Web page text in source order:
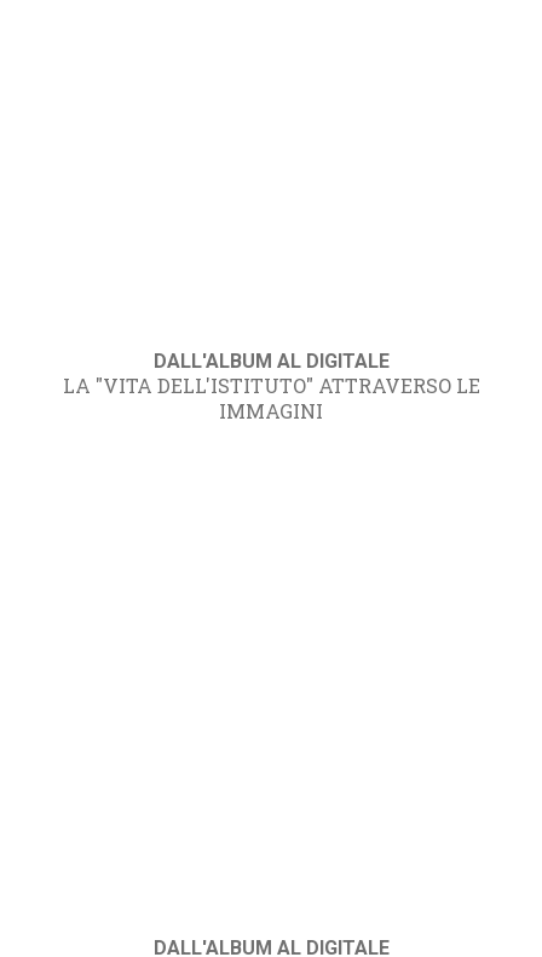
DALL'ALBUM AL DIGITALE
LA "VITA DELL'ISTITUTO" ATTRAVERSO LE
IMMAGINI
DALL'ALBUM AL DIGITALE